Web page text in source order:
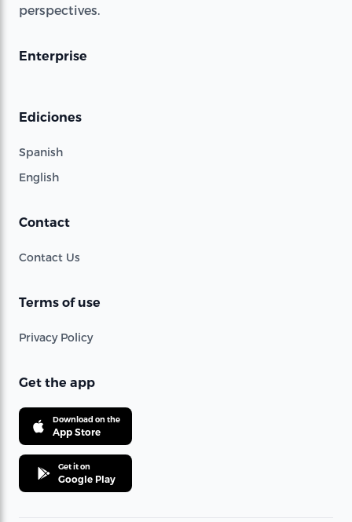
perspectives.
Enterprise
Ediciones
Spanish
English
Contact
Contact Us
Terms of use
Privacy Policy
Get the app
Download on the
App Store
Get it on
Google Play